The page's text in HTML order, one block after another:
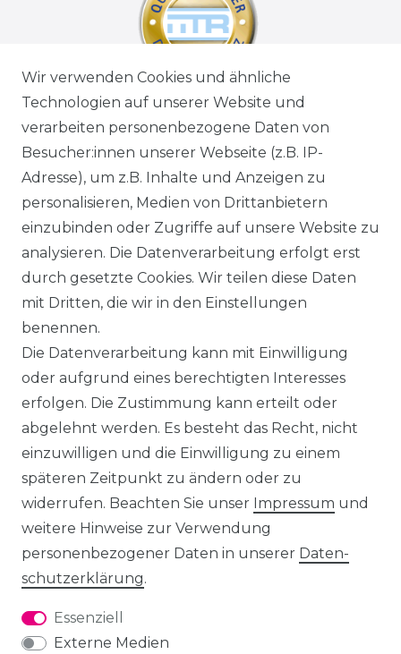
Wir verwenden Cookies und ähnliche
Technologien auf unserer Website und
verarbeiten personenbezogene Daten von
Besucher:innen unserer Webseite (z.B. IP-
Adresse), um z.B. Inhalte und Anzeigen zu
personalisieren, Medien von Drittanbietern
einzubinden oder Zugriffe auf unsere Website zu
analysieren. Die Datenverarbeitung erfolgt erst
durch gesetzte Cookies. Wir teilen diese Daten
mit Dritten, die wir in den Einstellungen
benennen.
Die Datenverarbeitung kann mit Einwilligung
oder aufgrund eines berechtigten Interesses
erfolgen. Die Zustimmung kann erteilt oder
abgelehnt werden. Es besteht das Recht, nicht
einzuwilligen und die Einwilligung zu einem
späteren Zeitpunkt zu ändern oder zu
widerrufen. Beachten Sie unser Impressum und
weitere Hinweise zur Verwendung
personenbezogener Daten in unserer Daten­
schutz­erklärung.
Essenziell
Externe Medien